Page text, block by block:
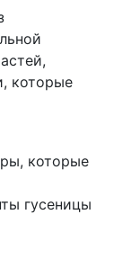
которые
которые
гусеницы